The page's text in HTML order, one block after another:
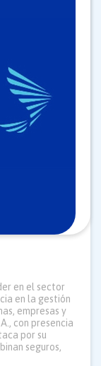
en el sector
en la gestión
empresas y
con presencia
por su
seguros,